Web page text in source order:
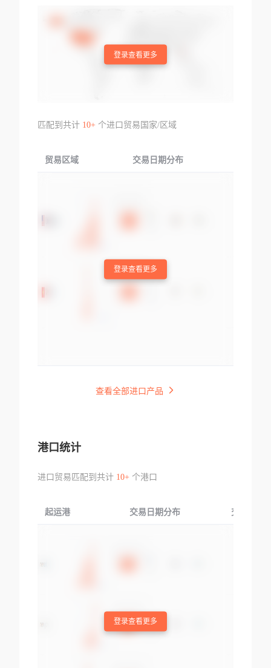
登录查看更多
匹配到共计 10+个进口贸易国家/区域
贸易区域 交易日期分布
登录查看更多
查看全部进口产品
港口统计
进口贸易匹配到共计 10+个港口
起运港 交易日期分布 交易产品
登录查看更多